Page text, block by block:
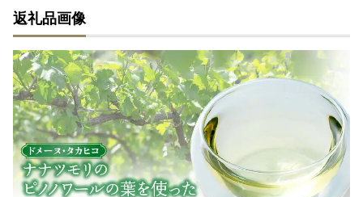
返礼品画像